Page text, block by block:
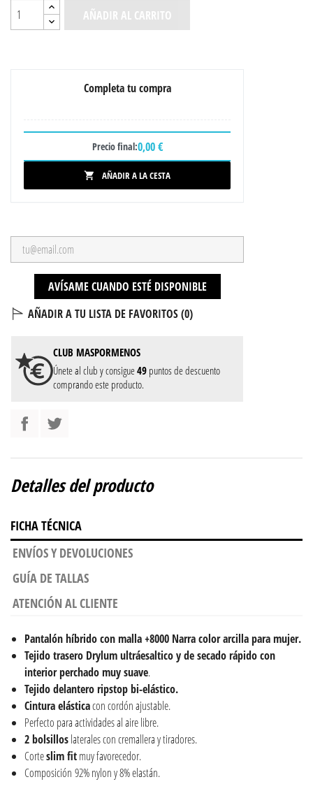
AÑADIR AL CARRITO
Completa tu compra
Precio final:0,00 €
 AÑADIR A LA CESTA
AVÍSAME CUANDO ESTÉ DISPONIBLE
AÑADIR A TU LISTA DE FAVORITOS (0)
CLUB MASPORMENOS
Únete al club y consigue49 puntos de descuento
comprando este producto.
Detalles del producto
FICHA TÉCNICA
ENVÍOS Y DEVOLUCIONES
GUÍA DE TALLAS
ATENCIÓN AL CLIENTE
Pantalón híbrido con malla +8000 Narra color arcilla para mujer.
Tejido trasero Drylum ultráesaltico y de secado rápido con
interior perchado muy suave.
Tejido delanteroripstop bi-elástico.
Cintura elásticacon cordón ajustable.
Perfecto para actividades al aire libre.
2 bolsilloslaterales con cremallera y tiradores.
Corteslim fitmuy favorecedor.
Composición 92% nylon y 8% elastán.